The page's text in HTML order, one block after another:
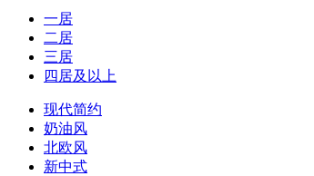
一居
二居
三居
四居及以上
现代简约
奶油风
北欧风
新中式